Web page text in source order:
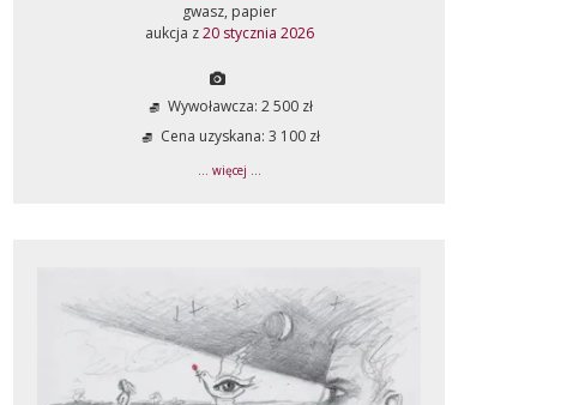
gwasz, papier
aukcja z20 stycznia 2026
Wywoławcza: 2 500 zł
Cena uzyskana: 3 100 zł
... więcej ...